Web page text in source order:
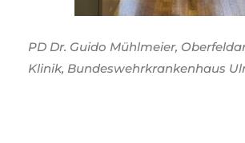
PD Dr. Guido Mühlmeier,
Klinik, Bundeswehrkrankenhaus